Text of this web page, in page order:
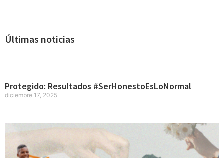
Últimas noticias
Protegido: Resultados #SerHonestoEsLoNormal
diciembre 17, 2025